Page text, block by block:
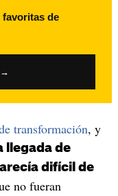
favoritas de
→
transformación, y
llegada de
difícil de
no fueran